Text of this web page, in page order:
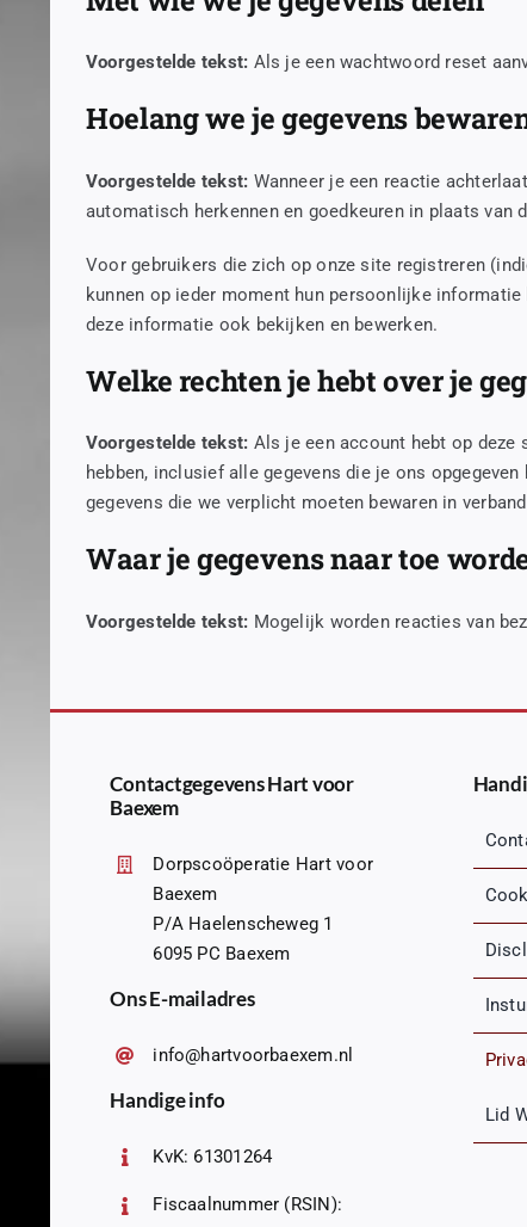
Voorgestelde tekst: Als je een wachtwoord reset
Hoelang we je gegevens
Voorgestelde tekst: Wanneer je een reactie
automatisch herkennen en goedkeuren in plaats van
Voor gebruikers die zich op onze site registreren
kunnen op ieder moment hun persoonlijke
deze informatie ook bekijken en bewerken.
Welke rechten je hebt over je
Voorgestelde tekst: Als je een account hebt op deze
hebben, inclusief alle gegevens die je ons
gegevens die we verplicht moeten bewaren in
Waar je gegevens naar toe
Voorgestelde tekst: Mogelijk worden reacties van
Contactgegevens Hart voor
Baexem
Dorpscoöperatie Hart voor
Baexem
P/A Haelenscheweg 1
6095 PC Baexem
Ons E-mailadres
info@hartvoorbaexem.nl
Handige info
KvK: 61301264
Fiscaalnummer (RSIN):
Lid